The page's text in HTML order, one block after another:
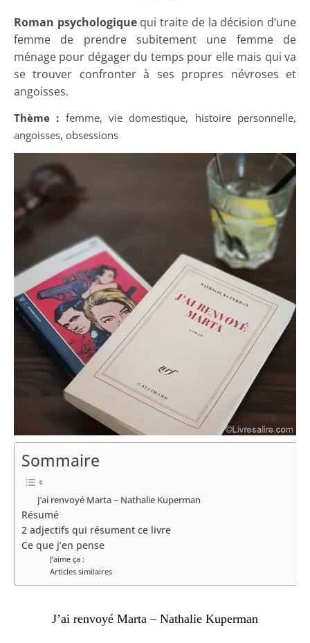
Roman psychologiquequi traite de la décision d’une
femme de prendre subitement une femme de
ménage pour dégager du temps pour elle mais qui va
se trouver confronter à ses propres névroses et
angoisses.
Thème : femme, vie domestique, histoire personnelle,
angoisses, obsessions
Sommaire
J’ai renvoyé Marta – Nathalie Kuperman
Résumé
2 adjectifs qui résument ce livre
Ce que j’en pense
J’aime ça :
Articles similaires
J’ai renvoyé Marta – Nathalie Kuperman